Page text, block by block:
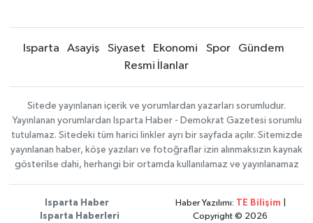
Isparta Asayiş Siyaset Ekonomi Spor
Gündem
Resmi İlanlar
Sitede yayınlanan içerik ve yorumlardan yazarları sorumludur.
Yayınlanan yorumlardan Isparta Haber - Demokrat Gazetesi sorumlu
tutulamaz. Sitedeki tüm harici linkler ayrı bir sayfada açılır. Sitemizde
yayınlanan haber, köşe yazıları ve fotoğraflar izin alınmaksızın kaynak
gösterilse dahi, herhangi bir ortamda kullanılamaz ve yayınlanamaz
Isparta Haber
Isparta Haberleri
Haber Yazılımı: TE Bilişim
Copyright © 2026